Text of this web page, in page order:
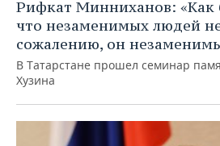
Рифкат Минниханов: «Как
что незаменимых людей
сожалению, он
В Татарстане прошел семинар
Хузина